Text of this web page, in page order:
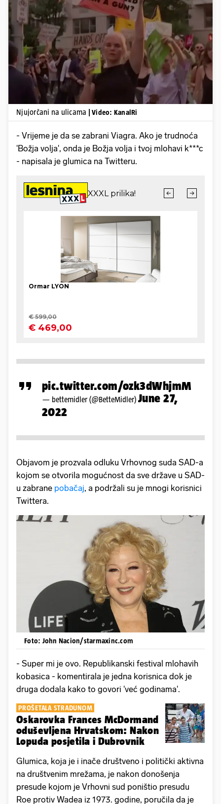
Pokretanje videa...
Njujorčani na ulicama | Video: KanalRi
- Vrijeme je da se zabrani Viagra. Ako je trudnoća
'Božja volja', onda je Božja volja i tvoj mlohavi k***c
- napisala je glumica na Twitteru.
pic.twitter.com/ozk3dWhjmM
— bettemidler (@BetteMidler) June 27,
2022
Objavom je prozvala odluku Vrhovnog suda SAD-a
kojom se otvorila mogućnost da sve države u SAD-
u zabrane pobačaj, a podržali su je mnogi korisnici
Twittera.
Foto: John Nacion/starmaxinc.com
- Super mi je ovo. Republikanski festival mlohavih
kobasica - komentirala je jedna korisnica dok je
druga dodala kako to govori 'već godinama'.
PROŠETALA STRADUNOM
Oskarovka Frances McDormand
oduševljena Hrvatskom: Nakon
Lopuda posjetila i Dubrovnik
Glumica, koja je i inače društveno i politički aktivna
na društvenim mrežama, je nakon donošenja
presude kojom je Vrhovni sud poništio presudu
Roe protiv Wadea iz 1973. godine, poručila da je